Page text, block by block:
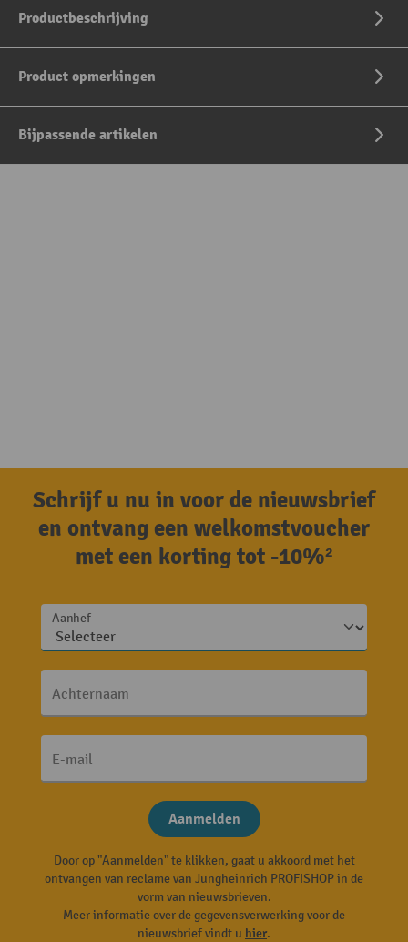
Productbeschrijving
Product opmerkingen
Bijpassende artikelen
Schrijf u nu in voor de nieuwsbrief
en ontvang een welkomstvoucher
met een korting tot -10%²
Aanhef
Achternaam
E-mail
Aanmelden
Door op "Aanmelden" te klikken, gaat u akkoord met het
ontvangen van reclame van Jungheinrich PROFISHOP in de
vorm van nieuwsbrieven.
Meer informatie over de gegevensverwerking voor de
nieuwsbrief vindt u hier.